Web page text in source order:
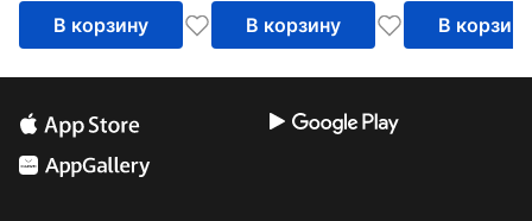
В корзину В корзину В корзину